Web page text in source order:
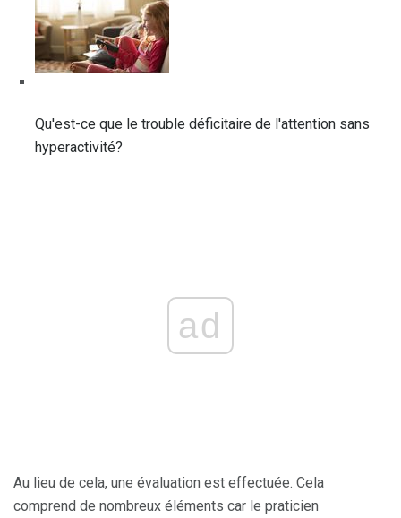
Qu'est-ce que le trouble déficitaire de l'attention sans
hyperactivité?
ad
Au lieu de cela, une évaluation est effectuée. Cela
comprend de nombreux éléments car le praticien